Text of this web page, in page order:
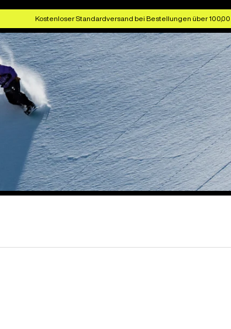
Kostenloser Standardversand bei Bestellungen über